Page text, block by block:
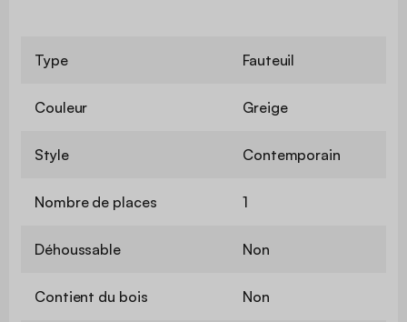
Type Fauteuil
Couleur Greige
Style Contemporain
Nombre de places 1
Déhoussable Non
Contient du bois Non